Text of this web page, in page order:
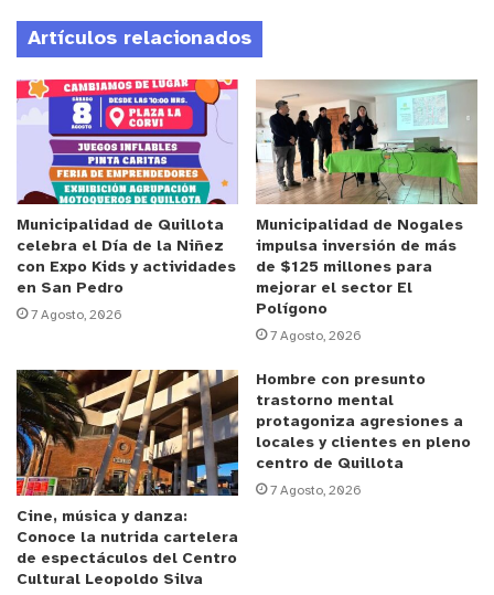
Anuncio Patrocinado
En este escenario, la actual administración
municipal y los locatarios acordaron continuar con
la muestra, respetando todas las condiciones que
establece la autoridad sanitaria, entre ellas,
cancelar los espectáculos artísticos programados
para las noches y acotar los aforos a lo exigido en
los protocolos.
En declaraciones a Emisoras Crystal y Buena Onda
de La Ligua, el alcalde Patricio Pallares confirmó
quelas carpas textiles, de bazar y agroindustria se
mantendrán funcionando “para dar el apoyo a los
emprendedores que han invertido su dinero”
esperan llevar sustento a sus hogares.
El Jefe Comunal indicó que, de mejorar la
situación epidemiológica de la Comuna y avanzar a
Fase 4,se podría retomar la programación
Artículos relacionados
Municipalidad de Quillota
celebra el Día de la Niñez
con Expo Kids y actividades
en San Pedro
7 Agosto, 2026
Municipalidad de Nogales
impulsa inversión de más
de $125 millones para
mejorar el sector El
Polígono
7 Agosto, 2026
Cine, música y danza:
Conoce la nutrida cartelera
de espectáculos del Centro
Cultural Leopoldo Silva
Hombre con presunto
trastorno mental
protagoniza agresiones a
locales y clientes en pleno
centro de Quillota
7 Agosto, 2026